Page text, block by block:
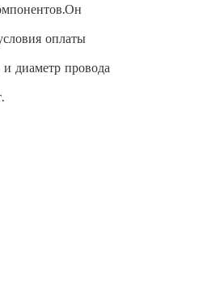
оплаты
диаметр провода